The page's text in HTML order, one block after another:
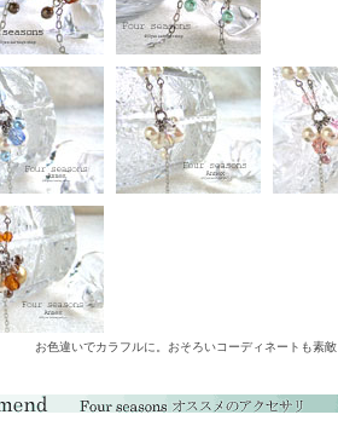
お色違いでカラフルに。おそろいコーディネートも素敵